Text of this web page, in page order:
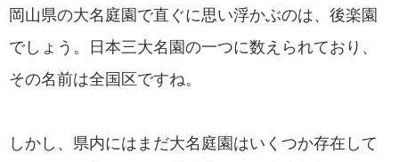
岡山県の大名庭園で直ぐに思い浮かぶのは、後楽園
でしょう。日本三大名園の一つに数えられており、
その名前は全国区ですね。
しかし、県内にはまだ大名庭園はいくつか存在して